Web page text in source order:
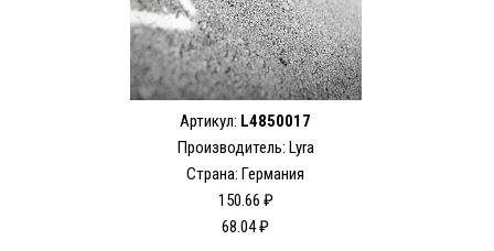
Артикул: L4850017
Производитель: Lyra
Страна: Германия
150.66 ₽
68.04 ₽